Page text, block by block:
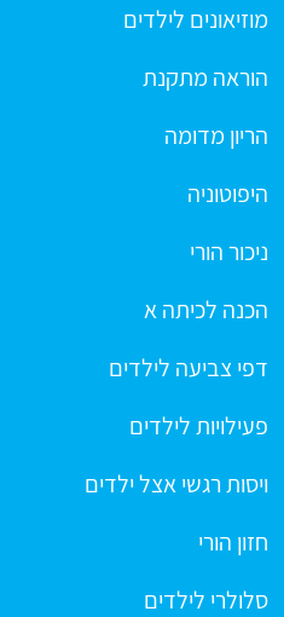
מוזיאונים לילדים
הוראה מתקנת
הריון מדומה
היפוטוניה
ניכור הורי
הכנה לכיתה א
דפי צביעה לילדים
פעילויות לילדים
ויסות רגשי אצל ילדים
חזון הורי
סלולרי לילדים